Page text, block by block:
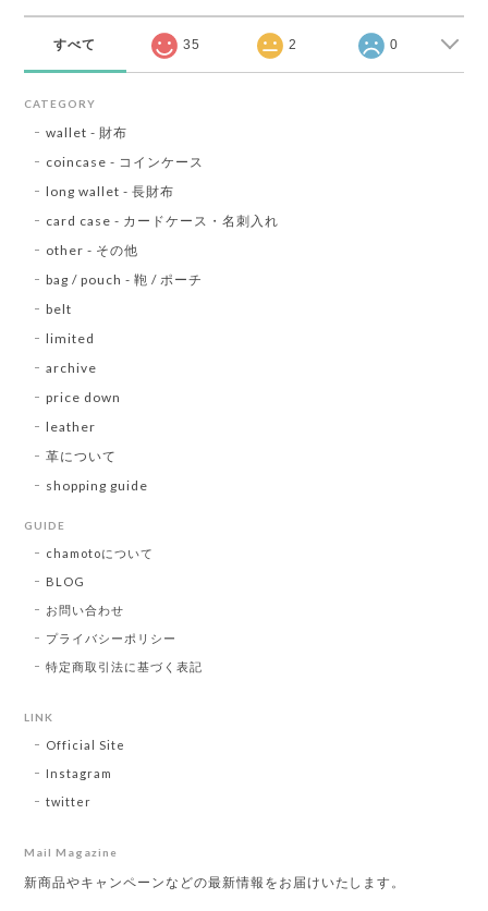
すべて 35 2 0
CATEGORY
wallet - 財布
coincase - コインケース
long wallet - 長財布
card case - カードケース・名刺入れ
other - その他
bag / pouch - 鞄 / ポーチ
belt
limited
archive
price down
leather
革について
shopping guide
GUIDE
chamotoについて
BLOG
お問い合わせ
プライバシーポリシー
特定商取引法に基づく表記
LINK
Official Site
Instagram
twitter
Mail Magazine
新商品やキャンペーンなどの最新情報をお届けいたします。